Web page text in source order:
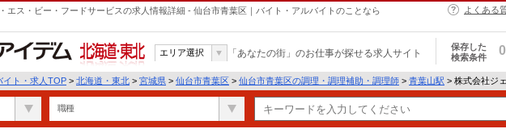
エス・ビー・フードサービスの求人情報詳細 - 仙台市青葉区｜バイト・アルバイトのことなら
よくある
北海道・東北
エリア選択 「あなたの街」のお仕事が探せる求人サイト
保存した
検索条件
0
イト・求人TOP > 北海道・東北 > 宮城県 > 仙台市青葉区 > 仙台市青葉区の調理・調理補助・調理師 > 青葉山駅 > 株式会社ジ
職種